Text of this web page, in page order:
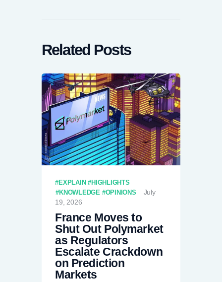
Related Posts
EXPLAIN
HIGHLIGHTS
KNOWLEDGE
OPINIONS
July
19, 2026
France Moves to
Shut Out Polymarket
as Regulators
Escalate Crackdown
on Prediction
Markets